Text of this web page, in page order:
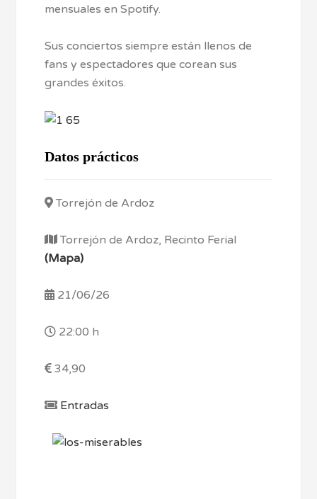
mensuales en Spotify.
Sus conciertos siempre están llenos de
fans y espectadores que corean sus
grandes éxitos.
Datos prácticos
Torrejón de Ardoz
Torrejón de Ardoz, Recinto Ferial
(Mapa)
21/06/26
22:00 h
34,90
Entradas